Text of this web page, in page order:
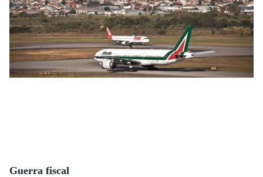
Guerra fiscal